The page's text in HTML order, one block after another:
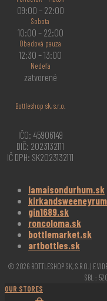
09:00 – 22:00
Sobota
10:00 – 22:00
Obedová pauza
12:30 – 13:00
Nedeľa
zatvorené
Bottleshop sk, s.r.o.
IČO: 45906149
DIČ: 2023132111
IČ DPH: SK2023132111
lamaisondurhum.sk
gin1689.sk
roncoloma.sk
bottlemarket.sk
artbottles.sk
© 2026 BOTTLESHOP SK, S.R.O. |
SBL :
OUR STORES